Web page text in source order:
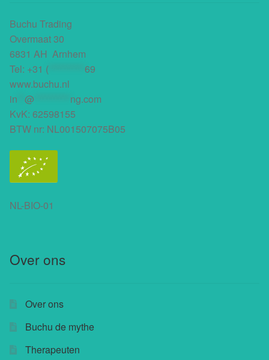
Buchu Trading
Overmaat 30
6831 AH Arnhem
Tel: +31 (
69
www.buchu.nl
in @
ng.com
KvK: 62598155
BTW nr: NL001507075B05
NL-BIO-01
Over ons
Over ons
Buchu de mythe
Therapeuten